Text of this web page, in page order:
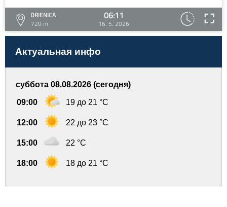
DRIENICA
720 m
06:11
16. 5. 2026
Актуальная инфо
суббота 08.08.2026 (сегодня)
09:00 19 до 21 °C
12:00 22 до 23 °C
15:00 22 °C
18:00 18 до 21 °C